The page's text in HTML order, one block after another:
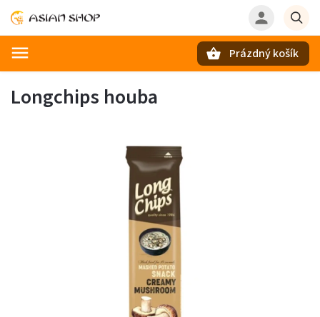
Prázdný košík
Longchips houba